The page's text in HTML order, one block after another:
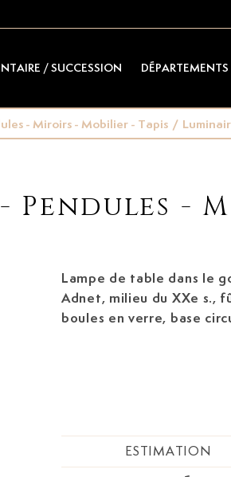
/ SUCCESSION DÉPARTEMENTS
- Miroirs - Mobilier - Tapis /
Pendules -
Lampe de table dans le
Adnet, milieu du XXe s.,
boules en verre, base
ESTIMATION